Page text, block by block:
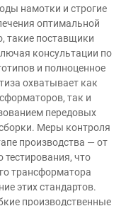
намотки и строгие
оптимальной
такие поставщики
консультации по
и полноценное
охватывает как
так и
передовых
Меры контроля
производства — от
что
трансформатора
этих стандартов.
производственные